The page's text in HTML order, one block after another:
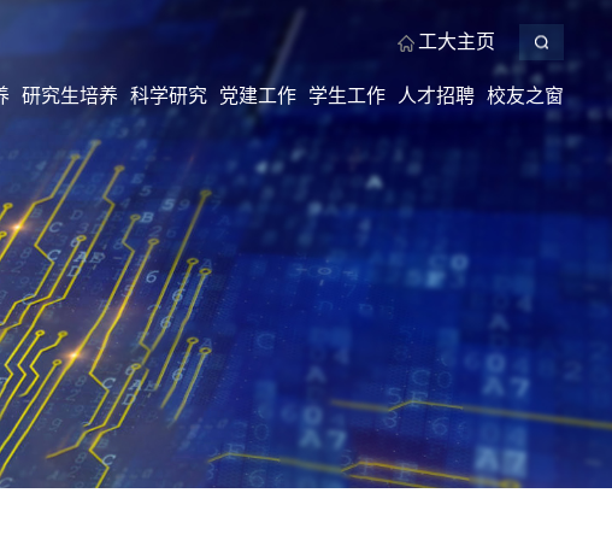
工大主页
研究生培养 科学研究 党建工作 学生工作 人才招聘 校友之窗